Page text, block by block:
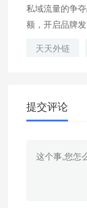
私域流量的争
额，开启品牌发
天天外链
提交评论